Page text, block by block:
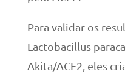
Para validar os
Lactobacillus
Akita/ACE2, eles